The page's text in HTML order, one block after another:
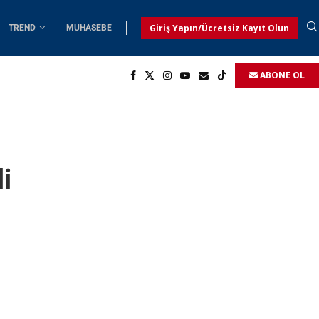
TREND MUHASEBE Giriş Yapın/Ücretsiz Kayıt Olun
ABONE OL